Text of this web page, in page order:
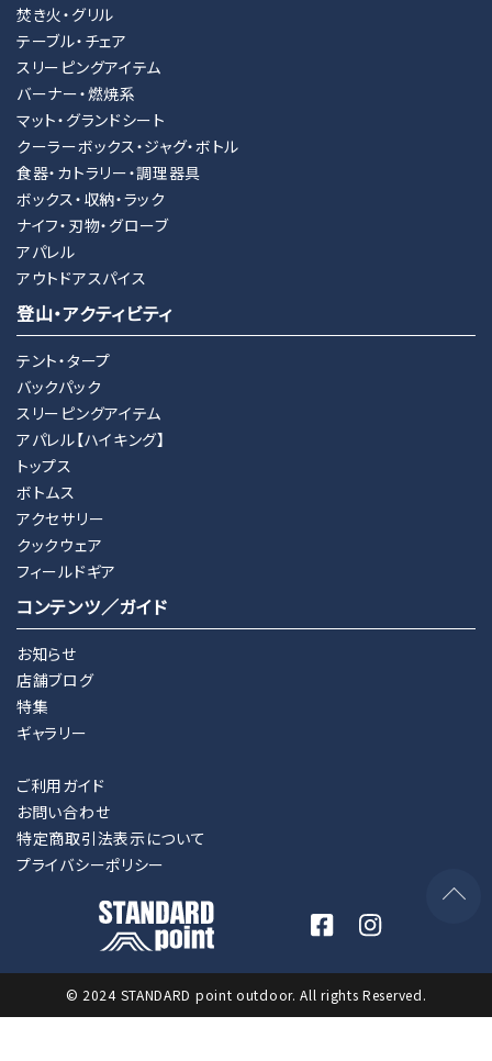
焚き火・グリル
テーブル・チェア
スリーピングアイテム
バーナー・燃焼系
マット・グランドシート
クーラーボックス・ジャグ・ボトル
食器・カトラリー・調理器具
ボックス・収納・ラック
ナイフ・刃物・グローブ
アパレル
アウトドアスパイス
登山・アクティビティ
テント・タープ
バックパック
スリーピングアイテム
アパレル【ハイキング】
トップス
ボトムス
アクセサリー
クックウェア
フィールドギア
コンテンツ／ガイド
お知らせ
店舗ブログ
特集
ギャラリー
ご利用ガイド
お問い合わせ
特定商取引法表示について
プライバシーポリシー
© 2024 STANDARD point outdoor. All rights Reserved.